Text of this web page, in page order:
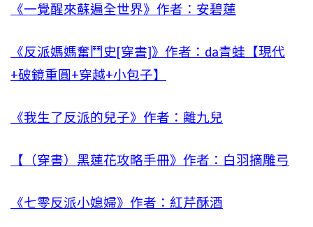
《一覺醒來蘇遍全世界》作者：安碧蓮
《反派媽媽奮鬥史[穿書]》作者：da青蛙【現代
+破鏡重圓+穿越+小包子】
《我生了反派的兒子》作者：離九兒
【（穿書）黑蓮花攻略手冊》作者：白羽摘雕弓
《七零反派小媳婦》作者：紅芹酥酒